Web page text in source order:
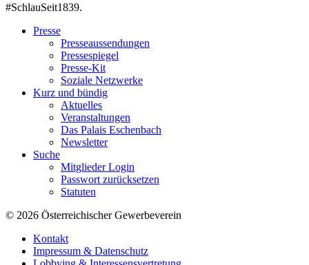
#SchlauSeit1839.
Presse
Presseaussendungen
Pressespiegel
Presse-Kit
Soziale Netzwerke
Kurz und bündig
Aktuelles
Veranstaltungen
Das Palais Eschenbach
Newsletter
Suche
Mitglieder Login
Passwort zurücksetzen
Statuten
© 2026 Österreichischer Gewerbeverein
Kontakt
Impressum & Datenschutz